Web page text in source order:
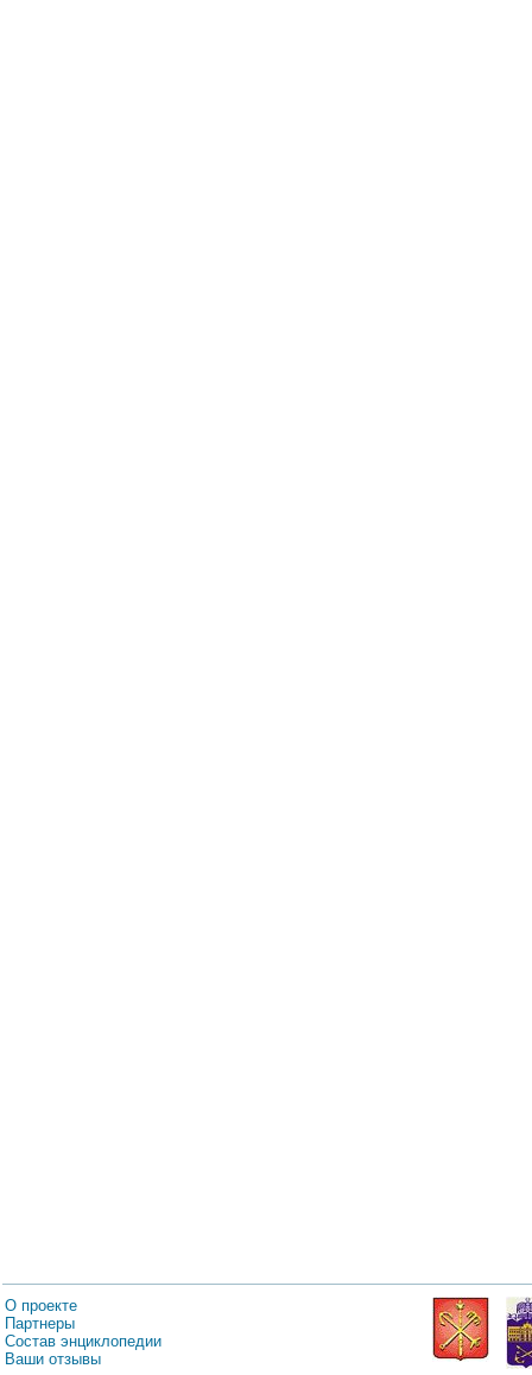
О проекте
Партнеры
Состав энциклопедии
Ваши отзывы